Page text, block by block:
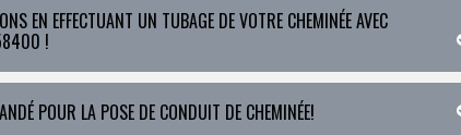
EN EFFECTUANT UN TUBAGE DE VOTRE CHEMINÉE AVEC
!
POUR LA POSE DE CONDUIT DE CHEMINÉE!